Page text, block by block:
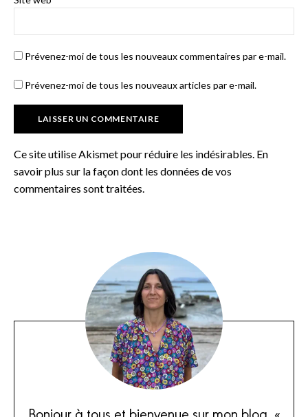
Prévenez-moi de tous les nouveaux commentaires par e-mail.
Prévenez-moi de tous les nouveaux articles par e-mail.
Ce site utilise Akismet pour réduire les indésirables. En
savoir plus sur la façon dont les données de vos
commentaires sont traitées.
Bonjour à tous et bienvenue sur mon blog, «